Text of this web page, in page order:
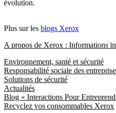
évolution.
Plus sur les blogs Xerox
A propos de Xerox : Informations
Environnement, santé et sécurité
Responsabilité sociale des
Solutions de sécurité
Actualités
Blog « Interactions Pour
Recyclez vos consommables Xerox